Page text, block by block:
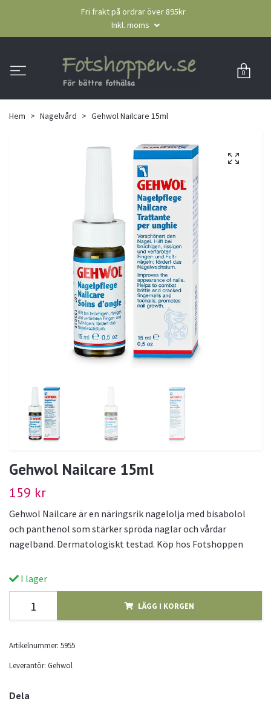
Fri frakt på ordrar över 895kr
Inkl. moms
0
Hem Nagelvård Gehwol Nailcare 15ml
Gehwol Nailcare 15ml
159 kr
Gehwol Nailcare är en näringsrik nagelolja med bisabolol
och panthenol som stärker spröda naglar och vårdar
nagelband. Dermatologiskt testad. Köp hos Fotshoppen
I lager
LÄGG I KORGEN
Artikelnummer: 5955
Leverantör: Gehwol
Dela